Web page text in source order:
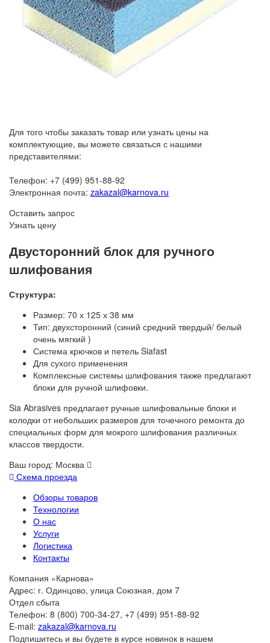
Для того чтобы заказать товар или узнать цены на
комплектующие, вы можете связаться с нашими
представителями:
Телефон: +7 (499) 951-88-92
Электронная почта: zakazal@karnova.ru
Оставить запрос
Узнать цену
Двусторонний блок для ручного
шлифования
Структура:
Размер: 70 х 125 х 38 мм
Тип: двухсторонний (синий средний твердый/ белый
очень мягкий )
Система крючков и петель Siafast
Для сухого применения
Комплексные системы шлифования также предлагают
блоки для ручной шлифовки.
Sia Abrasives предлагает ручные шлифовальные блоки и
колодки от небольших размеров для точечного ремонта до
специальных форм для мокрого шлифования различных
классов твердости.
Ваш город: Москва
Схема проезда
Обзоры товаров
Технологии
О нас
Услуги
Логистика
Контакты
Компания «Карнова»
Адрес: г. Одинцово, улица Союзная, дом 7
Отдел сбыта
Телефон: 8 (800) 700-34-27, +7 (499) 951-88-92
E-mail: zakazal@karnova.ru
Подпишитесь и вы будете в курсе новинок в нашем